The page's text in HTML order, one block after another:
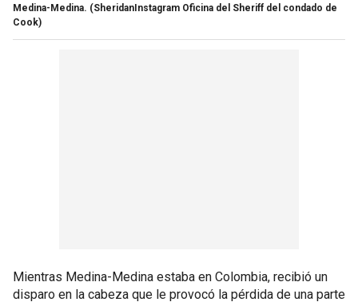
Medina-Medina. (SheridanInstagram Oficina del Sheriff del condado de
Cook)
Mientras Medina-Medina estaba en Colombia, recibió un
disparo en la cabeza que le provocó la pérdida de una parte